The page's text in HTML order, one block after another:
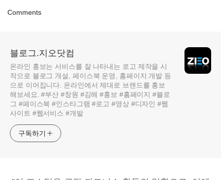
Comments
블로그.지오닷컴
온라인 홍보는 서비스를 잘 나타내는 로고 제작을 시
작으로 블로그 개설, 페이스북 운영, 홈페이지 개발 등
으로 이어집니다. 온라인에서 제대로 브랜드를 홍보
해보세요. #부산 #창원 #김해 #홍보 #홈페이지 #블로
그 #페이스북 #인스타그램 #로고 #영상 #디자인 #웹
사이트 #웹서비스 #개발
구독하기